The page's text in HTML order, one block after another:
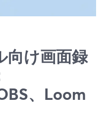
向け画面録
、Loom